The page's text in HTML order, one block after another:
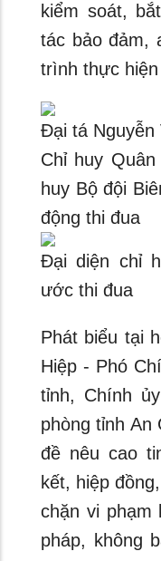
kiểm soát,
tác bảo đảm,
trình thực
Đại tá Nguyễn
Chỉ huy
huy Bộ đội
động thi đua
Đại diện chỉ
ước thi đua
Phát biểu tại
Hiệp - Phó
tỉnh, Chính
phòng tỉnh An
đề nêu cao
kết, hiệp
chặn vi phạm
pháp, không